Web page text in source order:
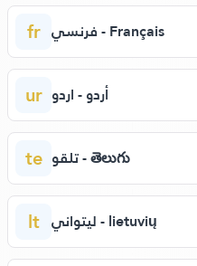
fr فرنسي - Français
ur أردو - اردو
te تلقو - తెలుగు
lt ليتواني - lietuvių